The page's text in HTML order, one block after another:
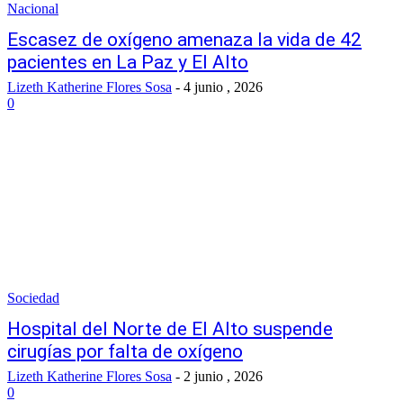
Nacional
Escasez de oxígeno amenaza la vida de 42
pacientes en La Paz y El Alto
Lizeth Katherine Flores Sosa - 4 junio , 2026
0
Sociedad
Hospital del Norte de El Alto suspende
cirugías por falta de oxígeno
Lizeth Katherine Flores Sosa - 2 junio , 2026
0